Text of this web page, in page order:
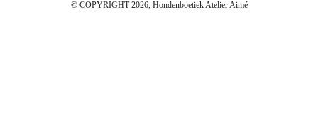
© COPYRIGHT 2026, Hondenboetiek Atelier Aimé